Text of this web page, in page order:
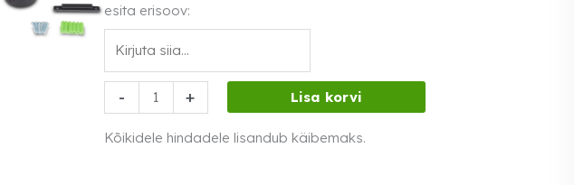
esita erisoov:
-
kinnitatav
piirdelint
+ Lisa korvi
Kõikidele hindadele lisandub käibemaks.